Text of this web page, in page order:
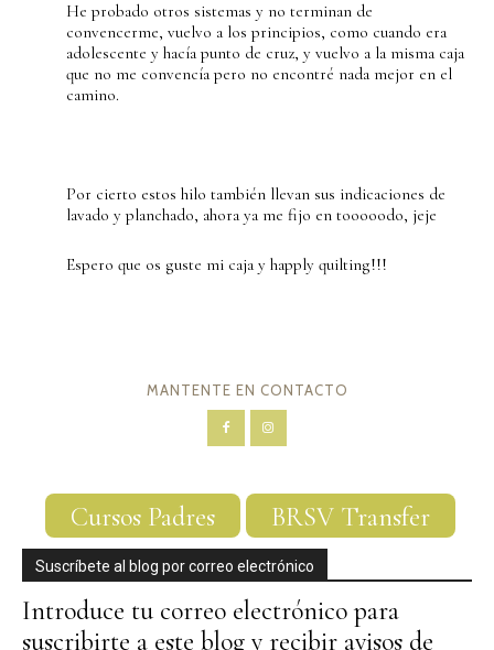
He probado otros sistemas y no terminan de
convencerme, vuelvo a los principios, como cuando era
adolescente y hacía punto de cruz, y vuelvo a la misma caja
que no me convencía pero no encontré nada mejor en el
camino.
Por cierto estos hilo también llevan sus indicaciones de
lavado y planchado, ahora ya me fijo en tooooodo, jeje
Espero que os guste mi caja y happly quilting!!!
MANTENTE EN CONTACTO
Cursos Padres BRSV Transfer
Suscríbete al blog por correo electrónico
Introduce tu correo electrónico para
suscribirte a este blog y recibir avisos de